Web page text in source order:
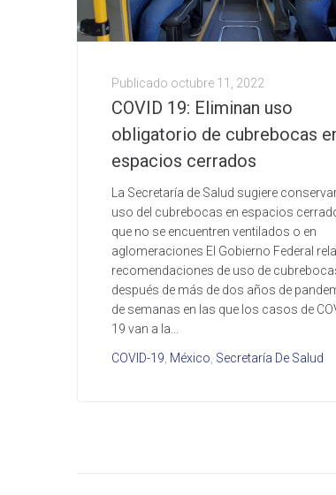
Publicado octubre 11, 2022
COVID 19: Eliminan uso
obligatorio de cubrebocas
espacios cerrados
La Secretaría de Salud sugiere
uso del cubrebocas en espacios
que no se encuentren ventilados o en
aglomeraciones El Gobierno Federal
recomendaciones de uso de
después de más de dos años de
de semanas en las que los casos de
19 van a la...
COVID-19 México Secretaría De Salud